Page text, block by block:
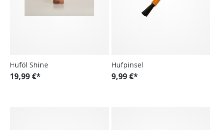
Huföl Shine
19,99 €*
Hufpinsel
9,99 €*